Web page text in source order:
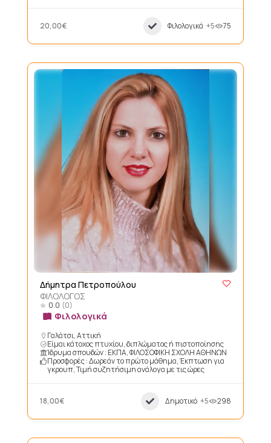
20,00€ Φιλολογικά +5 75
Δήμητρα Πετροπούλου
ΦΙΛΟΛΟΓΟΣ
0.0 (0)
Φιλολογικά
Γαλάτσι, Αττική
Είμαι κάτοχος πτυχίου, διπλώματος ή πιστοποίησης
Ίδρυμα σπουδών : ΕΚΠΑ, ΦΙΛΟΣΟΦΙΚΗ ΣΧΟΛΗ ΑΘΗΝΩΝ
Προσφορές : Δωρεάν το πρώτο μάθημα, Έκπτωση για
γκρουπ, Τιμή συζητήσιμη ανάλογα με τις ώρες
18,00€ Δημοτικό +5 298